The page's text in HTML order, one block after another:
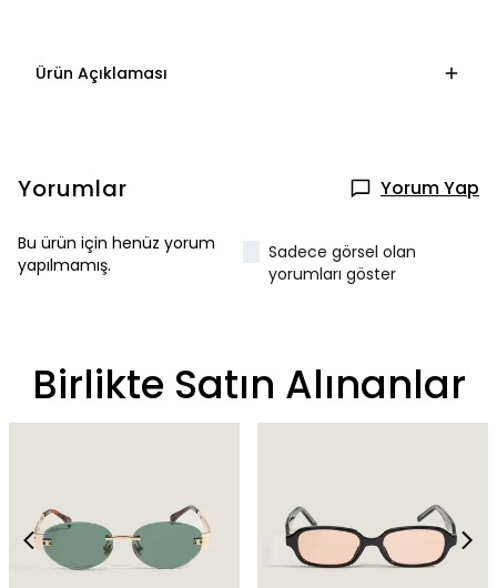
Ürün Açıklaması
Yorumlar Yorum Yap
Bu ürün için henüz yorum
yapılmamış.
Sadece görsel olan
yorumları göster
Birlikte Satın Alınanlar